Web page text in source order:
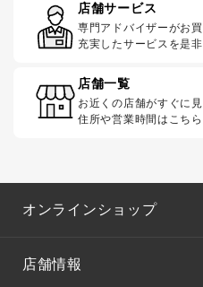
店舗サービス
専門アドバイザーがお
充実したサービスを是
店舗一覧
お近くの店舗がすぐに見
住所や営業時間はこち
オンラインショップ
店舗情報